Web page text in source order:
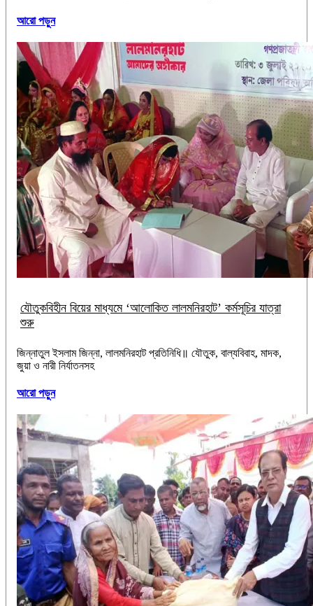
আরো পড়ুন
যৌতুকবিহীন বিয়ের মাধ্যমে ‘আলোকিত লালমনিরহাট’ কর্মসূচির যাত্রা
শুরু
‎‎জিন্নাতুল ইসলাম জিন্না, লালমনিরহাট প্রতিনিধি॥ ‎​যৌতুক, বাল্যবিবাহ, মাদক,
জুয়া ও নারী নির্যাতনসহ
আরো পড়ুন